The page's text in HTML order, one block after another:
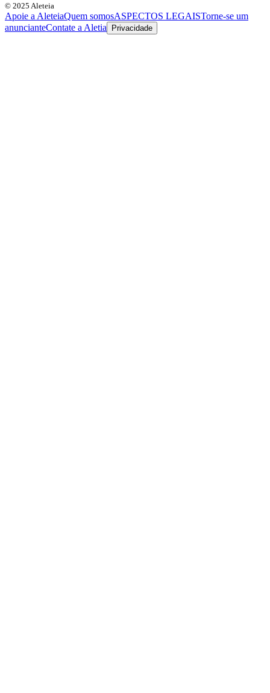
© 2025 Aleteia
Apoie a AleteiaQuem somosASPECTOS LEGAISTorne-se um
anuncianteContate a Aletia Privacidade